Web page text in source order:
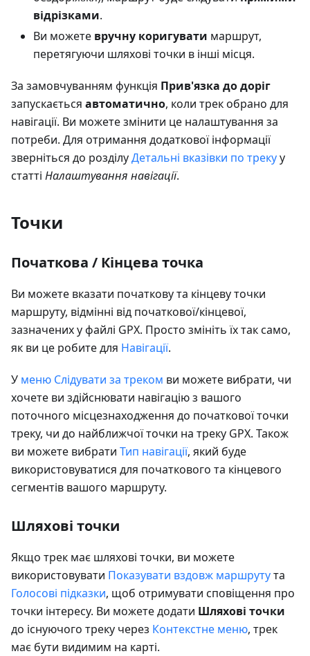
відрізками.
Ви можете вручну коригувати маршрут,
перетягуючи шляхові точки в інші місця.
За замовчуванням функція Прив'язка до доріг
запускається автоматично, коли трек обрано для
навігації. Ви можете змінити це налаштування за
потреби. Для отримання додаткової інформації
зверніться до розділуДетальні вказівки по трекуу
статті Налаштування навігації.
Точки
Початкова / Кінцева точка
Ви можете вказати початкову та кінцеву точки
маршруту, відмінні від початкової/кінцевої,
зазначених у файлі GPX. Просто змініть їх так само,
як ви це робите для Навігації.
У меню Слідувати за треком ви можете вибрати, чи
хочете ви здійснювати навігацію з вашого
поточного місцезнаходження до початкової точки
треку, чи до найближчої точки на треку GPX. Також
ви можете вибрати Тип навігації, який буде
використовуватися для початкового та кінцевого
сегментів вашого маршруту.
Шляхові точки
Якщо трек має шляхові точки, ви можете
використовувати Показувати вздовж маршрутута
Голосові підказки, щоб отримувати сповіщення про
точки інтересу. Ви можете додати Шляхові точки
до існуючого треку через Контекстне меню, трек
має бути видимим на карті.